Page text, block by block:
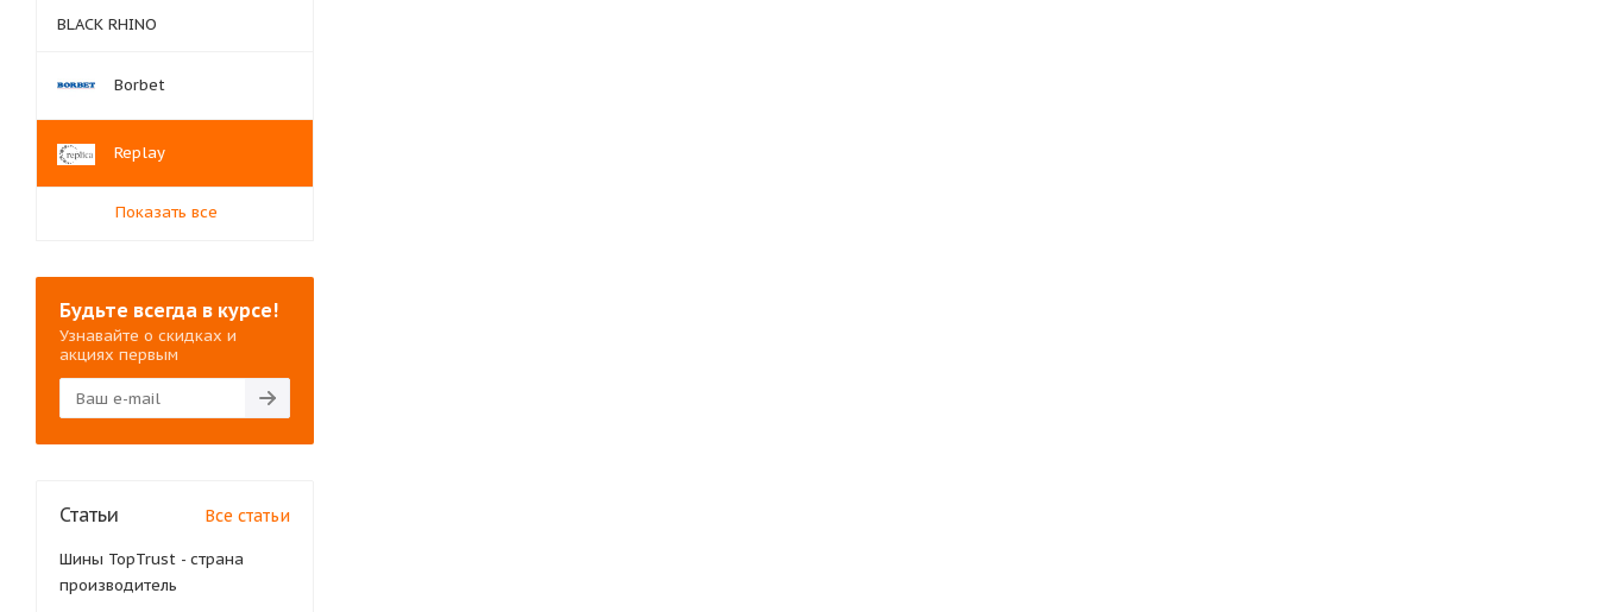
BLACK RHINO
Borbet
Replay
Показать все
Будьте всегда в курсе!
Узнавайте о скидках и
акциях первым
Статьи Все статьи
Шины TopTrust - страна
производитель